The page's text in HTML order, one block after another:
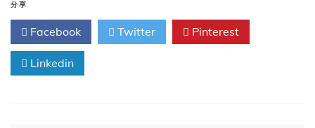
分享
Facebook Twitter Pinterest
Linkedin